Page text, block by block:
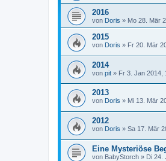
2016
von Doris » Mo 28. Mär
2015
von Doris » Fr 20. Mär
2014
von pit » Fr 3. Jan 2014,
2013
von Doris » Mi 13. Mär
2012
von Doris » Sa 17. Mär
Eine Mysteriöse
von BabyStorch » Di 24.